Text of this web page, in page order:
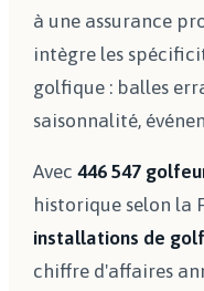
à une assurance
intègre les
golfique : balles
saisonnalité,
Avec 446 547
historique selon la
installations de
chiffre d'affaires